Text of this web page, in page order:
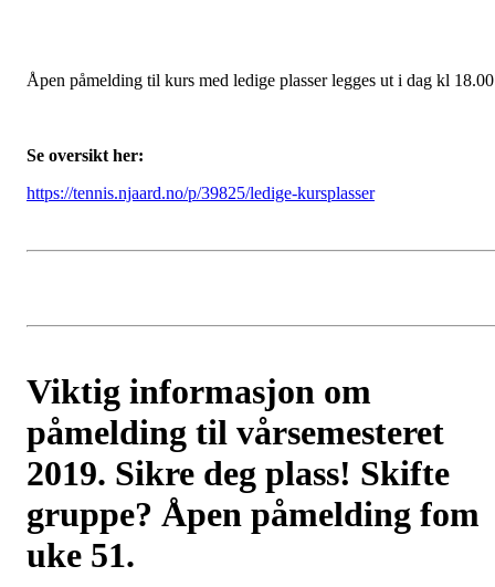
Åpen påmelding til kurs med ledige plasser legges ut i dag kl
Se oversikt her:
https://tennis.njaard.no/p/39825/ledige-kursplasser
Viktig informasjon om
påmelding til vårsemesteret
2019. Sikre deg plass! Skifte
gruppe? Åpen påmelding fom
uke 51.